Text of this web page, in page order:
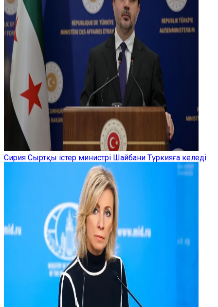
Сирия Сыртқы істер министрі Шайбани Түркияға келеді